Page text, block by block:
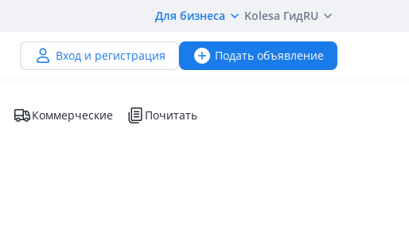
Для бизнеса Kolesa ГидRU
Вход и регистрация Подать объявление
Коммерческие Почитать